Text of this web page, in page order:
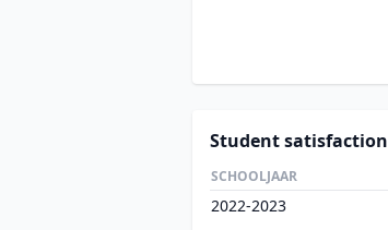
Student satisfaction
SCHOOLJAAR
2022-2023